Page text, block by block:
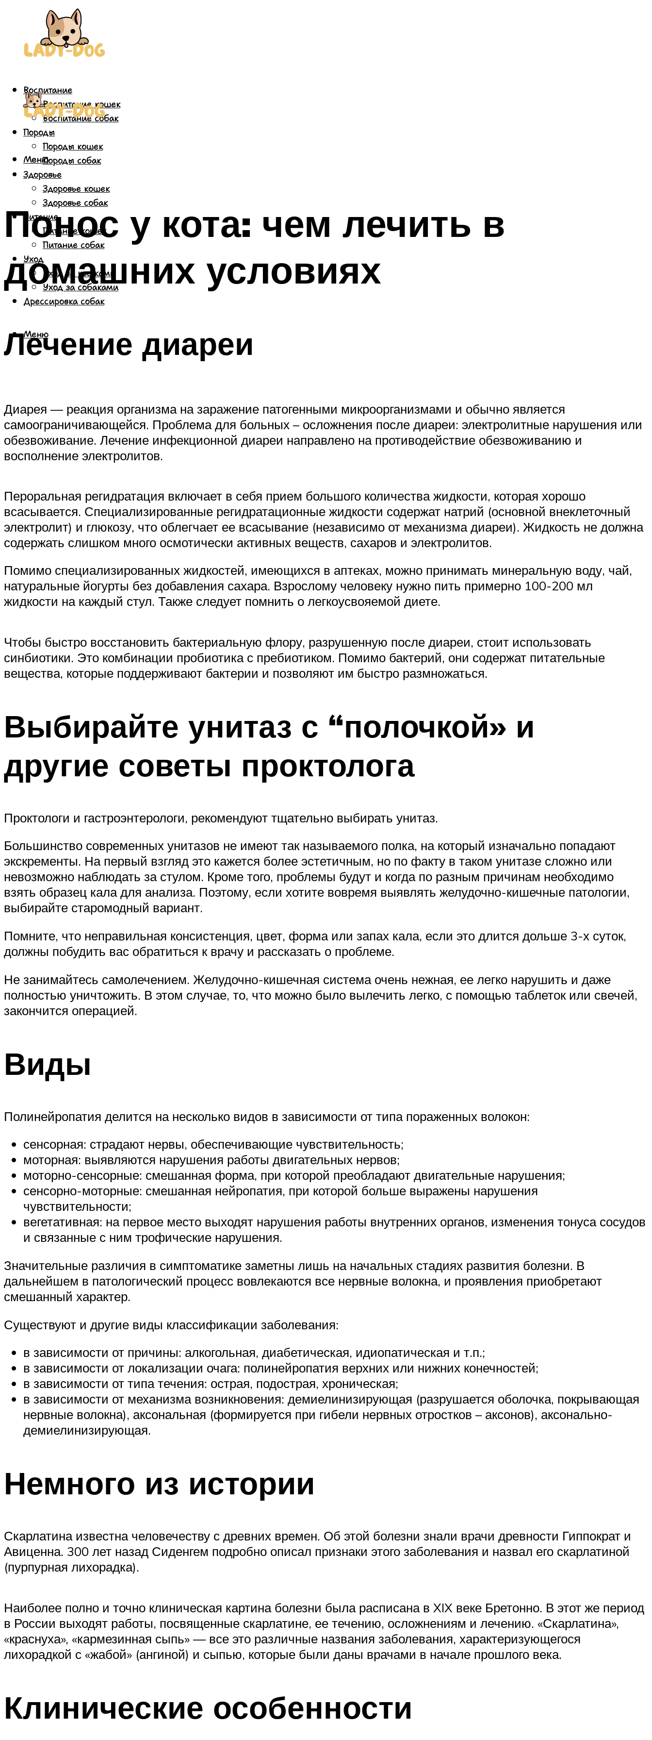
Воспитание
Воспитание кошек
Воспитание собак
Породы
Породы кошек
Породы собак
Здоровье
Здоровье кошек
Здоровье собак
Питание
Питание кошек
Питание собак
Уход
Уход за кошками
Уход за собаками
Дрессировка собак
Меню
Меню
Понос у кота: чем лечить в
домашних условиях
Лечение диареи
Диарея — реакция организма на заражение патогенными микроорганизмами и обычно является
самоограничивающейся. Проблема для больных – осложнения после диареи: электролитные нарушения или
обезвоживание. Лечение инфекционной диареи направлено на противодействие обезвоживанию и
восполнение электролитов.
Пероральная регидратация включает в себя прием большого количества жидкости, которая хорошо
всасывается. Специализированные регидратационные жидкости содержат натрий (основной внеклеточный
электролит) и глюкозу, что облегчает ее всасывание (независимо от механизма диареи). Жидкость не должна
содержать слишком много осмотически активных веществ, сахаров и электролитов.
Помимо специализированных жидкостей, имеющихся в аптеках, можно принимать минеральную воду, чай,
натуральные йогурты без добавления сахара. Взрослому человеку нужно пить примерно 100-200 мл
жидкости на каждый стул. Также следует помнить о легкоусвояемой диете.
Чтобы быстро восстановить бактериальную флору, разрушенную после диареи, стоит использовать
синбиотики. Это комбинации пробиотика с пребиотиком. Помимо бактерий, они содержат питательные
вещества, которые поддерживают бактерии и позволяют им быстро размножаться.
Выбирайте унитаз с “полочкой» и
другие советы проктолога
Проктологи и гастроэнтерологи, рекомендуют тщательно выбирать унитаз.
Большинство современных унитазов не имеют так называемого полка, на который изначально попадают
экскременты. На первый взгляд это кажется более эстетичным, но по факту в таком унитазе сложно или
невозможно наблюдать за стулом. Кроме того, проблемы будут и когда по разным причинам необходимо
взять образец кала для анализа. Поэтому, если хотите вовремя выявлять желудочно-кишечные патологии,
выбирайте старомодный вариант.
Помните, что неправильная консистенция, цвет, форма или запах кала, если это длится дольше 3-х суток,
должны побудить вас обратиться к врачу и рассказать о проблеме.
Не занимайтесь самолечением. Желудочно-кишечная система очень нежная, ее легко нарушить и даже
полностью уничтожить. В этом случае, то, что можно было вылечить легко, с помощью таблеток или свечей,
закончится операцией.
Виды
Полинейропатия делится на несколько видов в зависимости от типа пораженных волокон:
сенсорная: страдают нервы, обеспечивающие чувствительность;
моторная: выявляются нарушения работы двигательных нервов;
моторно-сенсорные: смешанная форма, при которой преобладают двигательные нарушения;
сенсорно-моторные: смешанная нейропатия, при которой больше выражены нарушения
чувствительности;
вегетативная: на первое место выходят нарушения работы внутренних органов, изменения тонуса сосудов
и связанные с ним трофические нарушения.
Значительные различия в симптоматике заметны лишь на начальных стадиях развития болезни. В
дальнейшем в патологический процесс вовлекаются все нервные волокна, и проявления приобретают
смешанный характер.
Существуют и другие виды классификации заболевания:
в зависимости от причины: алкогольная, диабетическая, идиопатическая и т.п.;
в зависимости от локализации очага: полинейропатия верхних или нижних конечностей;
в зависимости от типа течения: острая, подострая, хроническая;
в зависимости от механизма возникновения: демиелинизирующая (разрушается оболочка, покрывающая
нервные волокна), аксональная (формируется при гибели нервных отростков – аксонов), аксонально-
демиелинизирующая.
Немного из истории
Скарлатина известна человечеству с древних времен. Об этой болезни знали врачи древности Гиппократ и
Авиценна. 300 лет назад Сиденгем подробно описал признаки этого заболевания и назвал его скарлатиной
(пурпурная лихорадка).
Наиболее полно и точно клиническая картина болезни была расписана в XIX веке Бретонно. В этот же период
в России выходят работы, посвященные скарлатине, ее течению, осложнениям и лечению. «Скарлатина»,
«краснуха», «кармезинная сыпь» — все это различные названия заболевания, характеризующегося
лихорадкой с «жабой» (ангиной) и сыпью, которые были даны врачами в начале прошлого века.
Клинические особенности